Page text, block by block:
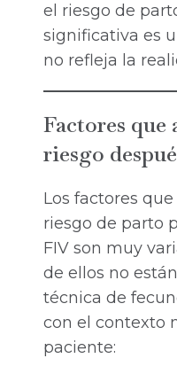
el riesgo de
significativa es
no refleja la
Factores que
riesgo
Los factores
riesgo de parto
FIV son muy
de ellos no
técnica de
con el contexto
paciente: